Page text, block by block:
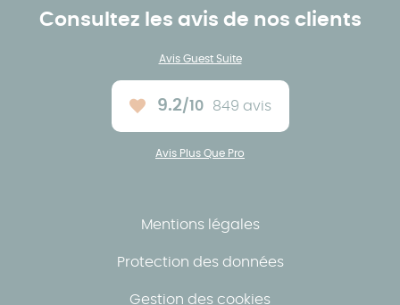
Consultez les avis de nos clients
Avis Guest Suite
Note moyenne :
9.2/10 849 avis
Avis Plus Que Pro
Mentions légales
Protection des données
Gestion des cookies